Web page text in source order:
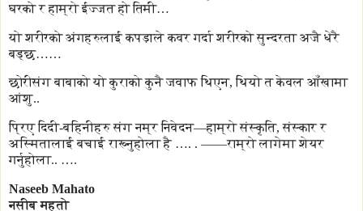
घरको र हाम्रो ईज्जत हो तिमी…
यो शरीरको अंगहरुलाई कपड़ाले कवर गर्दा शरीरको सुन्दरता अजै धेरै
बड्छ……
छोरीसंग बाबाको यो कुराको कुनै जवाफ थिएन, थियो त केवल आँखामा
आंशु..
प्रिए दिदी-बहिनीहरु संग नम्र निवेदन—हाम्रो संस्कृति, संस्कार र
अस्मितालाई बचाई राख्नुहोला है …. . ——राम्रो लागेमा शेयर
गर्नुहोला.. ….
Naseeb Mahato
नसीबमहतो